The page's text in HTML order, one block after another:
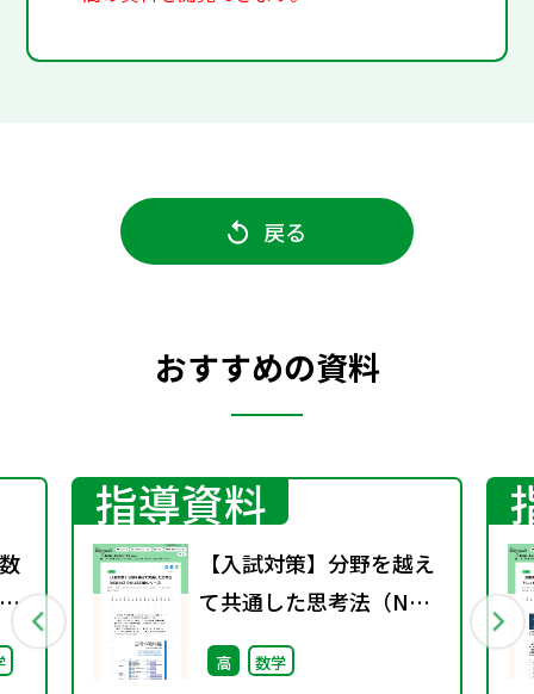
戻る
おすすめの資料
指導資料
【入試対策】分野を越え
て共通した思考法（NEW
ACTION LEGENDシリー
ズ）
高 数学